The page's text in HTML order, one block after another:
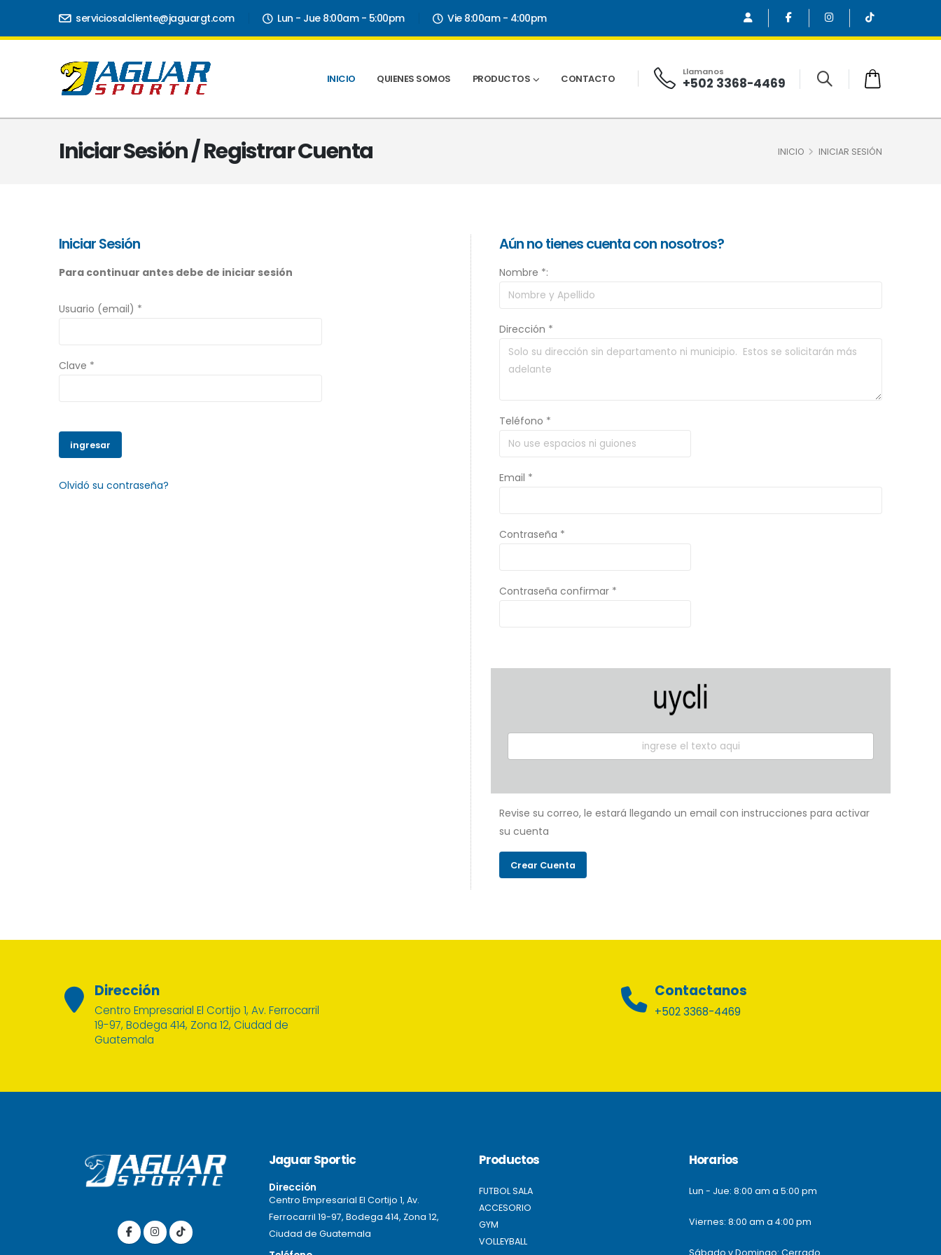
serviciosalcliente@jaguargt.com Lun - Jue 8:00am - 5:00pm Vie 8:00am - 4:00pm
INICIO QUIENES SOMOS PRODUCTOS CONTACTO
Llamanos
+502 3368-4469
Iniciar Sesión / Registrar Cuenta INICIO INICIAR SESIÓN
Iniciar Sesión
Para continuar antes debe de iniciar sesión
Usuario (email) *
Clave *
Olvidó su contraseña?
Aún no tienes cuenta con nosotros?
Nombre *:
Dirección *
Teléfono *
Email *
Contraseña *
Contraseña confirmar *
Revise su correo, le estará llegando un email con instrucciones para activar
su cuenta
Dirección
Centro Empresarial El Cortijo 1, Av. Ferrocarril
19-97, Bodega 414, Zona 12, Ciudad de
Guatemala
Contactanos
+502 3368-4469
Jaguar Sportic
Dirección
Centro Empresarial El Cortijo 1, Av.
Ferrocarril 19-97, Bodega 414, Zona 12,
Ciudad de Guatemala
Productos
FUTBOL SALA
ACCESORIO
GYM
VOLLEYBALL
Horarios
Lun - Jue: 8:00 am a 5:00 pm
Viernes: 8:00 am a 4:00 pm
Sábado y Domingo: Cerrado